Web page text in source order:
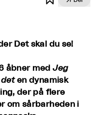
Det skal du se!
åbner medJeg
en dynamisk
der på flere
om sårbarheden i